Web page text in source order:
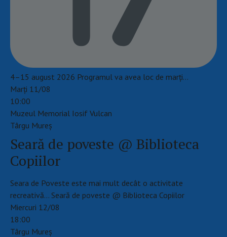
4–15 august 2026 Programul va avea loc de marți…
Marți 11/08
10:00
Muzeul Memorial Iosif Vulcan
Târgu Mureş
Seară de poveste @ Biblioteca
Copiilor
Seara de Poveste este mai mult decât o activitate
recreativă... Seară de poveste @ Biblioteca Copiilor
Miercuri 12/08
18:00
Târgu Mureș